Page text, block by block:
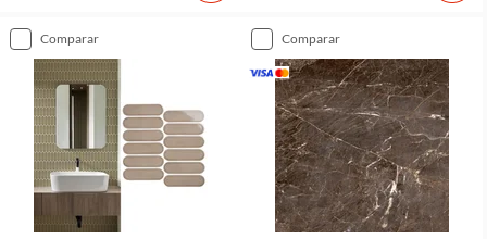
comparar comparar